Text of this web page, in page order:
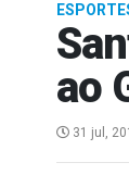
ao
31 jul,